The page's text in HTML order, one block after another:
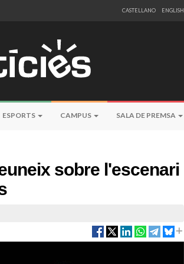
CASTELLANO ENGLISH
ESPORTS CAMPUS SALA DE PREMSA
sobre l'escenari